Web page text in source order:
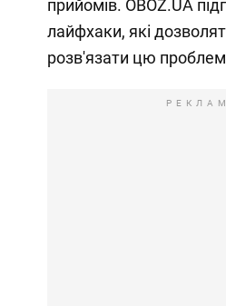
прийомів. OBOZ.UA
лайфхаки, які
розв'язати цю